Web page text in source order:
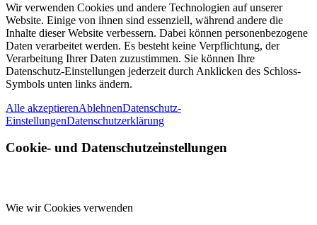
Wir verwenden Cookies und andere Technologien auf unserer
Website. Einige von ihnen sind essenziell, während andere die
Inhalte dieser Website verbessern. Dabei können personenbezogene
Daten verarbeitet werden. Es besteht keine Verpflichtung, der
Verarbeitung Ihrer Daten zuzustimmen. Sie können Ihre
Datenschutz-Einstellungen jederzeit durch Anklicken des Schloss-
Symbols unten links ändern.
Alle akzeptierenAblehnenDatenschutz-
EinstellungenDatenschutzerklärung
Cookie- und Datenschutzeinstellungen
Wie wir Cookies verwenden